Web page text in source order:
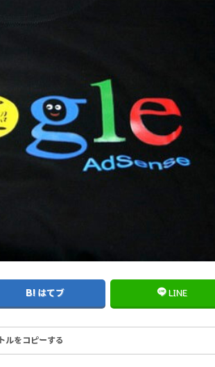
はてブ LINE
ルをコピーする